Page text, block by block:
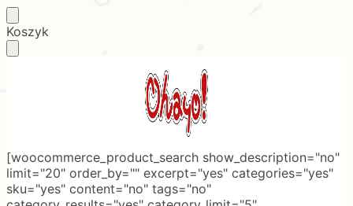
Skip
to
Skip
to
Koszyk
[woocommerce_product_search show_description="no"
limit="20" order_by="" excerpt="yes" categories="yes"
sku="yes" content="no" tags="no"